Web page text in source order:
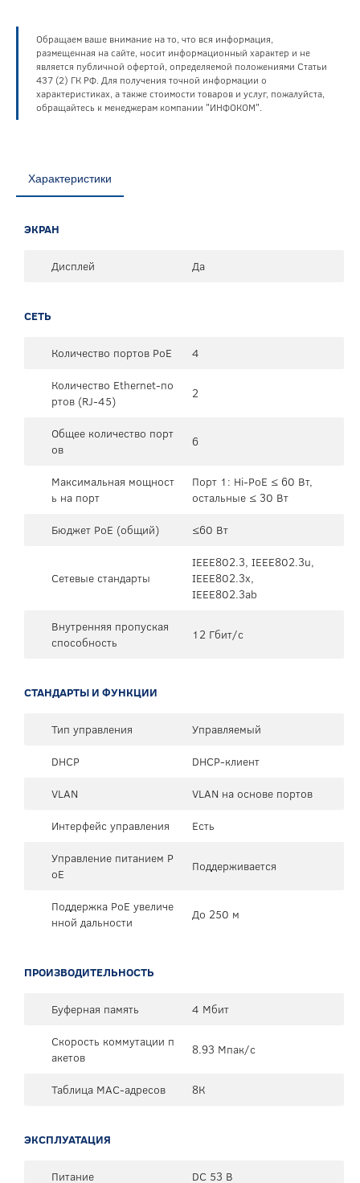
Обращаем ваше внимание на то, что вся информация,
размещенная на сайте, носит информационный характер и не
является публичной офертой, определяемой положениями Статьи
437 (2) ГК РФ. Для получения точной информации о
характеристиках, а также стоимости товаров и услуг, пожалуйста,
обращайтесь к менеджерам компании "ИНФОКОМ".
Характеристики
ЭКРАН
Дисплей Да
СЕТЬ
Количество портов PoE
4
Количество Ethernet-по
ртов (RJ-45)
2
Общее количество порт
ов
6
Максимальная мощност
ь на порт
Порт 1: Hi-PoE ≤ 60 Вт,
остальные ≤ 30 Вт
Бюджет PoE (общий)
≤60 Вт
Сетевые стандарты
IEEE802.3, IEEE802.3u,
IEEE802.3x,
IEEE802.3ab
Внутренняя пропуская
способность
12 Гбит/с
СТАНДАРТЫ И ФУНКЦИИ
Тип управления
Управляемый
DHCP
DHCP-клиент
VLAN
VLAN на основе портов
Интерфейс управления
Есть
Управление питанием P
oE
Поддерживается
Поддержка PoE увеличе
нной дальности
До 250 м
ПРОИЗВОДИТЕЛЬНОСТЬ
Буферная память
4 Мбит
Скорость коммутации п
акетов
8.93 Мпак/с
Таблица MAC-адресов 8К
ЭКСПЛУАТАЦИЯ
Питание
DC 53 В